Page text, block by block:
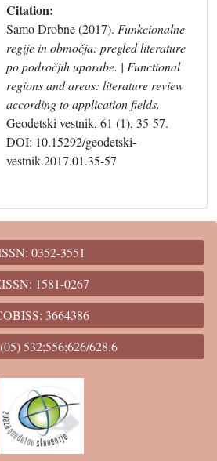
Citation:
Samo Drobne (2017). Funkcionalne
regije in območja: pregled literature
po področjih uporabe. | Functional
regions and areas: literature review
according to application fields.
Geodetski vestnik, 61 (1), 35-57.
DOI: 10.15292/geodetski-
vestnik.2017.01.35-57
0352-3551
1581-0267
3664386
532;556;626/628.6